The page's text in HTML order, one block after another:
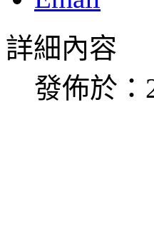
詳細內容
發佈於：